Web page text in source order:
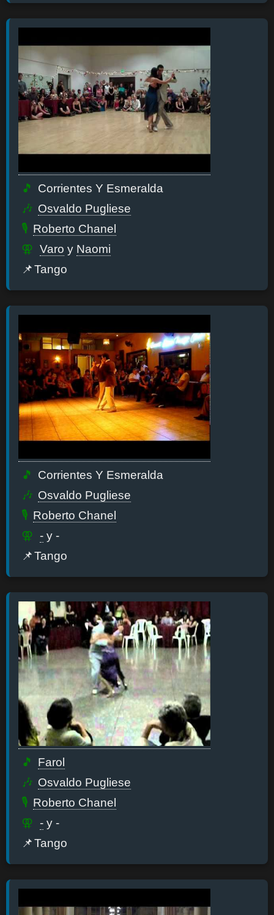
Corrientes Y Esmeralda
Osvaldo Pugliese
Roberto Chanel
Varo y Naomi
Tango
Corrientes Y Esmeralda
Osvaldo Pugliese
Roberto Chanel
- y -
Tango
Farol
Osvaldo Pugliese
Roberto Chanel
- y -
Tango